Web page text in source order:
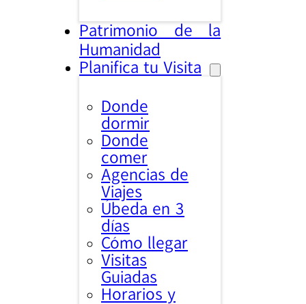
Patrimonio de la
Humanidad
Planifica tu Visita
Donde
dormir
Donde
comer
Agencias de
Viajes
Úbeda en 3
días
Cómo llegar
Visitas
Guiadas
Horarios y